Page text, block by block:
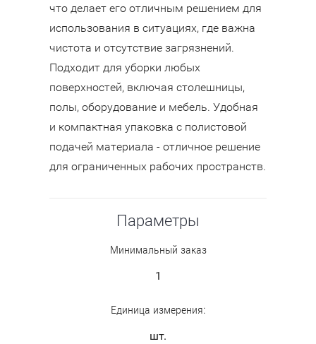
что делает его отличным решением для
использования в ситуациях, где важна
чистота и отсутствие загрязнений.
Подходит для уборки любых
поверхностей, включая столешницы,
полы, оборудование и мебель. Удобная
и компактная упаковка с полистовой
подачей материала - отличное решение
для ограниченных рабочих пространств.
Параметры
Минимальный заказ
1
Единица измерения:
шт.